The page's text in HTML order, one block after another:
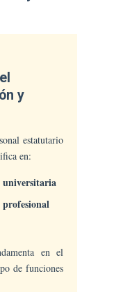
y
estatutario
en:
universitaria
en el
de funciones